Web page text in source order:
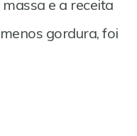
e a receita
gordura, foi